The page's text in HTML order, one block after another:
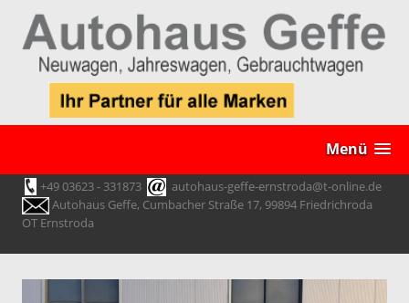
Menü
+49 03623 - 331873
autohaus-geffe-ernstroda@t-online.de
Autohaus Geffe, Cumbacher Straße 17, 99894 Friedrichroda
OT Ernstroda